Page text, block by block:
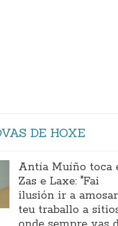
DE HOXE
Antía Muíño toca
Zas e Laxe: "Fai
ilusión ir a
teu traballo a